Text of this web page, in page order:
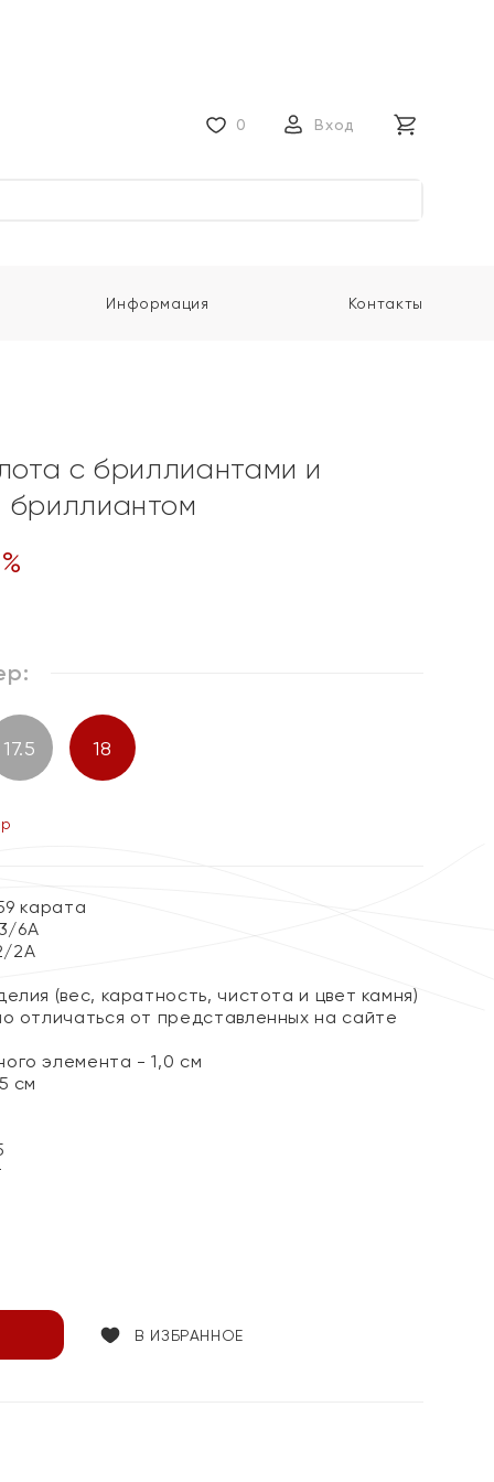
0 Вход
Информация Контакты
с бриллиантами и
%
17.5 18
карата
6А
2А
(вес, каратность, чистота и цвет камня)
отличаться от представленных на сайте
элемента - 1,0 см
см
В ИЗБРАННОЕ